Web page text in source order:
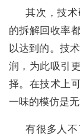
其次，技
的拆解回收率
以达到的。技
润，为此吸引
择。在技术上
一味的模仿是
有很多人